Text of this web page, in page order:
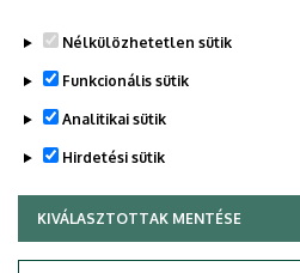
Legutóbbi frissítés: 2023. 10. 09. 14:43
Nélkülözhetetlen sütik
Funkcionális sütik
Analitikai sütik
Hirdetési sütik
KIVÁLASZTOTTAK MENTÉSE
WITHDRAW CONSENT